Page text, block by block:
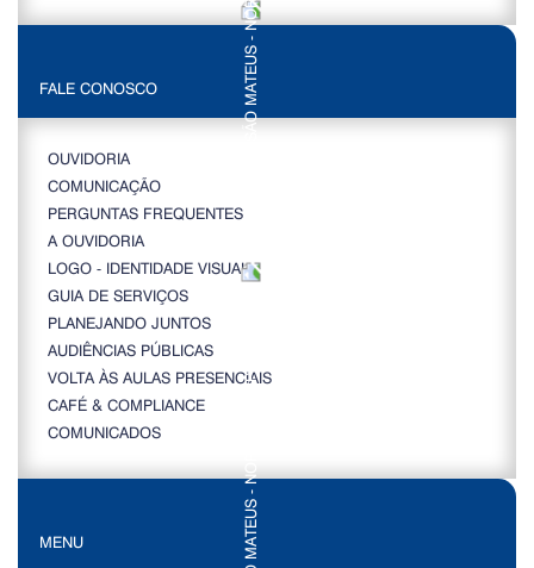
FALE CONOSCO
OUVIDORIA
COMUNICAÇÃO
PERGUNTAS FREQUENTES
A OUVIDORIA
LOGO - IDENTIDADE VISUAL
GUIA DE SERVIÇOS
PLANEJANDO JUNTOS
AUDIÊNCIAS PÚBLICAS
VOLTA ÀS AULAS PRESENCIAIS
CAFÉ & COMPLIANCE
COMUNICADOS
MENU